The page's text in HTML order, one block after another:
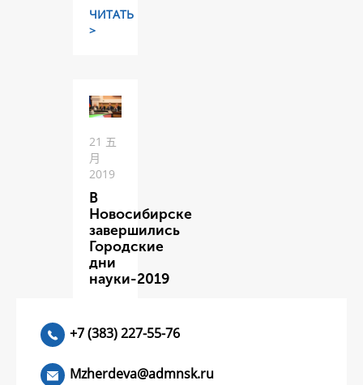
ЧИТАТЬ
>
21 五
月
2019
В
Новосибирске
завершились
Городские
дни
науки-2019
+7 (383) 227-55-76
Mzherdeva@admnsk.ru